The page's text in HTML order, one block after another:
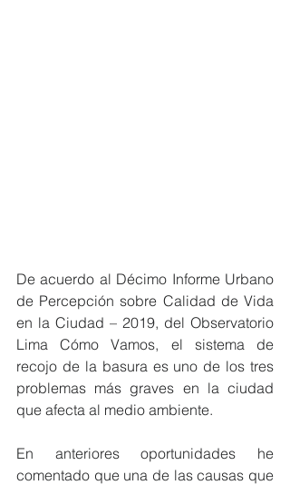
De acuerdo al Décimo Informe Urbano
de Percepción sobre Calidad de Vida
en la Ciudad – 2019, del Observatorio
Lima Cómo Vamos, el sistema de
recojo de la basura es uno de los tres
problemas más graves en la ciudad
que afecta al medio ambiente.
En anteriores oportunidades he
comentado que una de las causas que